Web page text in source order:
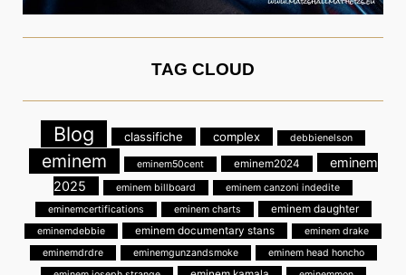
TAG CLOUD
Blog classifiche complex debbienelson
eminem eminem50cent eminem2024
eminem
2025
eminem billboard
eminem canzoni indedite
eminemcertifications
eminem charts eminem daughter
eminemdebbie eminem documentary stans
eminem drake
eminemdrdre
eminemgunzandsmoke
eminem head honcho